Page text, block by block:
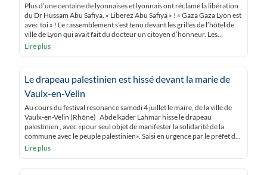
Plus d’une centaine de lyonnaises et lyonnais ont réclamé la libération
du Dr Hussam Abu Safiya. « Liberez Abu Safiya » ! « Gaza Gaza Lyon est
avec toi » ! Le rassemblement s’est tenu devant les grilles de l’hôtel de
ville de Lyon qui avait fait du docteur un citoyen d’honneur. Les
intervenants, dont une soignante ont réclamé […]
Lire plus
Le drapeau palestinien est hissé devant la marie de
Vaulx-en-Velin
Au cours du festival resonance samedi 4 juillet le maire, de la ville de
Vaulx-en-Velin (Rhône) Abdelkader Lahmar hisse le drapeau
palestinien , avec «pour seul objet de manifester la solidarité de la
commune avec le peuple palestinien». Saisi en urgence par le préfet du
Rhône Etienne Guyot, le juge des référés du tribunal administratif […]
Lire plus